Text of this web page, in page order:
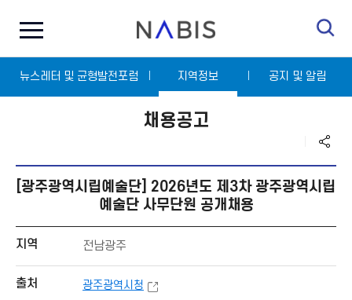
N
A
I
S
전
체
뉴
기
뉴스레터 및 균형발전포럼 지역정보 공지 및 알림
채용공고
[광주광역시립예술단] 2026년도 제3차 광주광역시립
예술단 사무단원 공개채용
지역 전남광주
출처 광주광역시청